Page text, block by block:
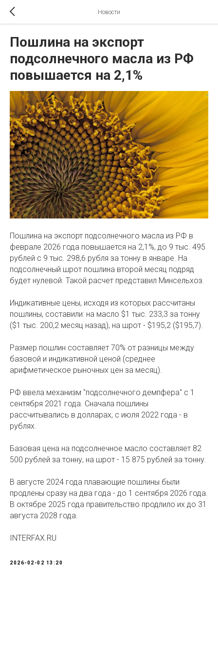
Новости
Пошлина на экспорт
подсолнечного масла из РФ
повышается на 2,1%
Пошлина на экспорт подсолнечного масла из РФ в
феврале 2026 года повышается на 2,1%, до 9 тыс. 495
рублей с 9 тыс. 298,6 рубля за тонну в январе. На
подсолнечный шрот пошлина второй месяц подряд
будет нулевой. Такой расчет представил Минсельхоз.
Индикативные цены, исходя из которых рассчитаны
пошлины, составили: на масло $1 тыс. 233,3 за тонну
($1 тыс. 200,2 месяц назад), на шрот - $195,2 ($195,7).
Размер пошлин составляет 70% от разницы между
базовой и индикативной ценой (среднее
арифметическое рыночных цен за месяц).
РФ ввела механизм "подсолнечного демпфера" с 1
сентября 2021 года. Сначала пошлины
рассчитывались в долларах, с июля 2022 года - в
рублях.
Базовая цена на подсолнечное масло составляет 82
500 рублей за тонну, на шрот - 15 875 рублей за тонну.
В августе 2024 года плавающие пошлины были
продлены сразу на два года - до 1 сентября 2026 года.
В октябре 2025 года правительство продлило их до 31
августа 2028 года.
INTERFAX.RU
2026-02-02 13:20